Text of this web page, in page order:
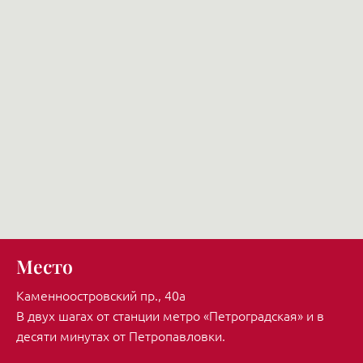
Место
Каменноостровский пр., 40а
В двух шагах от станции метро «Петроградская» и в
десяти минутах от Петропавловки.